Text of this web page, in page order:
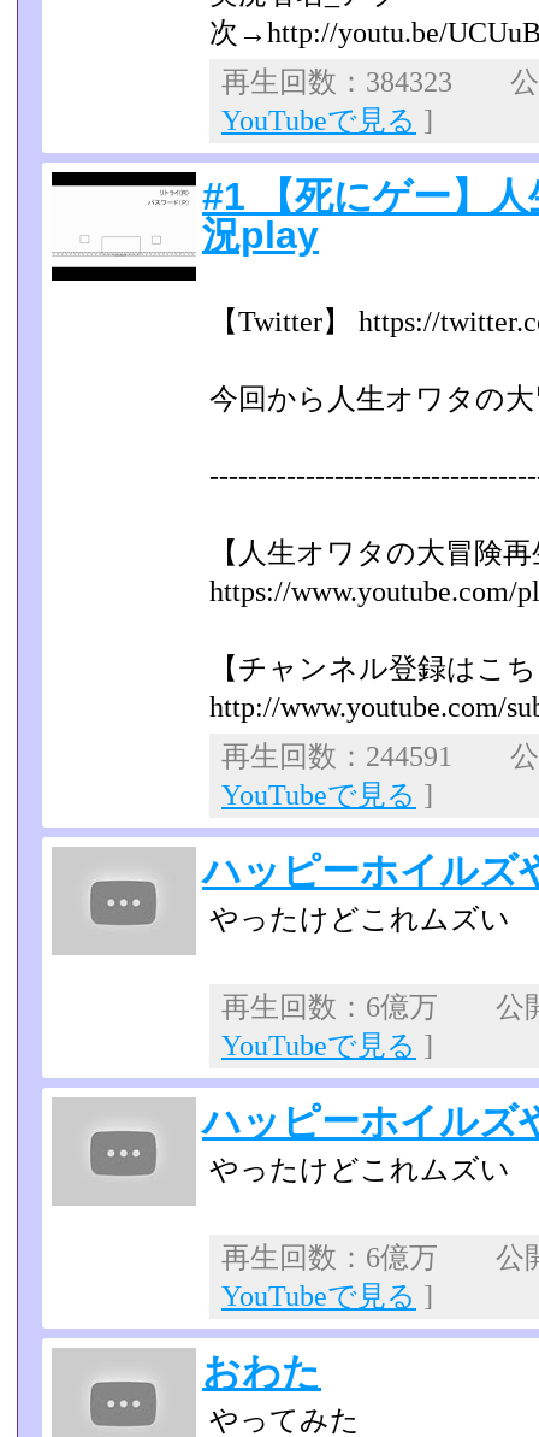
次→http://youtu.be/
再生回数：384323
YouTubeで見る ]
#1 【死にゲー】
況play
【Twitter】 https://
今回から人生オワタの
【人生オワタの大冒険
https://www.youtube.com/
【チャンネル登録はこ
http://www.youtube.com/
再生回数：244591
YouTubeで見る ]
ハッピーホイルズ
やったけどこれムズい
再生回数：6億万 公
YouTubeで見る ]
ハッピーホイルズ
やったけどこれムズい
再生回数：6億万 公
YouTubeで見る ]
おわた
やってみた